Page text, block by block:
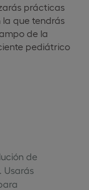
prácticas
que tendrás
de la
pediátrico
de
Usarás